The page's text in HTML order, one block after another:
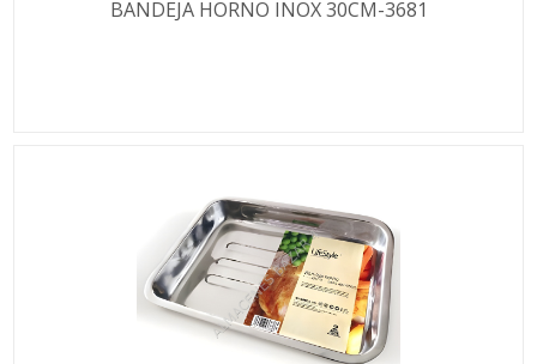
BANDEJA HORNO INOX 30CM-3681